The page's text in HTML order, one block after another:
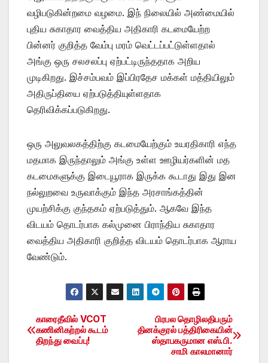
வழிபடுகின்றமை வழமை. இந் நிலையில் அண்மையில்
புதிய சுகாதார வைத்திய அதிகாரி கடமையேற்ற
பின்னர் குறித்த வேம்பு மரம் வெட்டப்பட்டுள்ளதால்
அங்கு ஒரு சலசலப்பு ஏற்பட்டிருந்ததாக அறிய
முடிகிறது. இச்சம்பவம் இப்பிரதேச மக்கள் மத்தியிலும்
அதிருப்தியை ஏற்படுத்தியுள்ளதாக
தெரிவிக்கப்படுகிறது.
ஒரு அலுவலகத்திற்கு கடமையேற்கும் உயரதிகாரி எந்த
மதமாக இருந்தாலும் அங்கு உள்ள ஊழியர்களின் மத
கடமைகளுக்கு இடையூராக இருக்க கூடாது இது இன
நல்லுறவை உருவாக்கும் இந்த அரசாங்கத்தின்
முயற்சிக்கு குந்தகம் ஏற்படுத்தும். ஆகவே இந்த
விடயம் தொடர்பாக கல்முனை பிராந்திய சுகாதார
வைத்திய அதிகாரி குறித்த விடயம் தொடர்பாக ஆராய
வேண்டும்.
Post
navigation
பிரபல தொழிலதிபரும்
தினக்குரல் பத்திரிகையின்
ஸ்தாபகருமான எஸ்.பி.
சாமி காலமானார்
காரைதீவில் VCOT
கணினிகற்றல் கூடம்
திறந்து வைப்பு!